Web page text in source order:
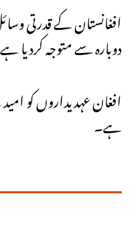
افغانستان کے قدرتی
دوبارہ سے متوجہ کردیا
افغان عہدیداروں کو
ہے۔